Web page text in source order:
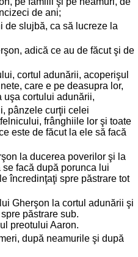
de ani;
de slujbă, ca să lucreze la
adică ce au de făcut şi de
cortul adunării, acoperişul
care e pe deasupra lor,
uşa cortului adunării,
pânzele curţii celei
frânghiile lor şi toate
este de făcut la ele să facă
la ducerea poverilor şi la
facă după porunca lui
încredinţaţi spre păstrare tot
Gherşon la cortul adunării şi
păstrare sub.
preotului Aaron.
după neamurile şi după